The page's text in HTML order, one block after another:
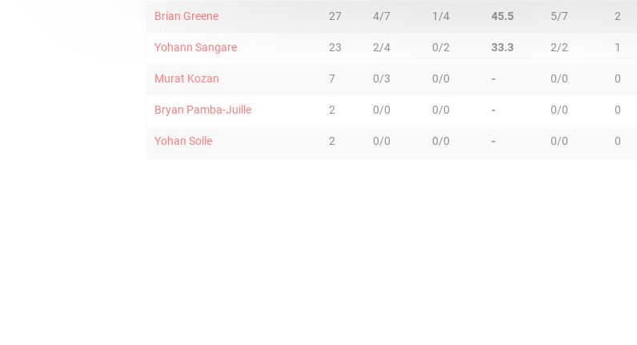
Brian Greene 27 4/7 1/4 45.5 5/7 2
Yohann Sangare 23 2/4 0/2 33.3 2/2 1
Murat Kozan 7 0/3 0/0 - 0/0 0
Bryan Pamba-Juille 2 0/0 0/0 - 0/0 0
Yohan Solle 2 0/0 0/0 - 0/0 0